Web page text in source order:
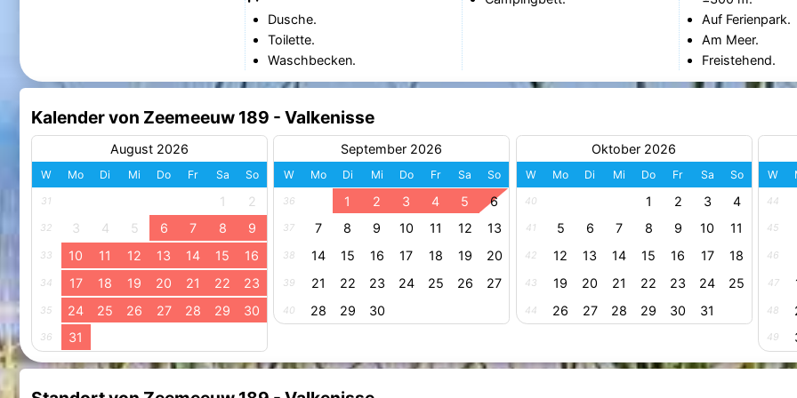
Dusche.
Toilette.
Waschbecken.
Auf Ferienpark.
Am Meer.
Freistehend.
Kalender von Zeemeeuw 189 - Valkenisse
August 2026
W Mo Di Mi Do Fr Sa So
31 1 2
32 3 4 5 6 7 8 9
33 10 11 12 13 14 15 16
34 17 18 19 20 21 22 23
35 24 25 26 27 28 29 30
36 31
September 2026
W Mo Di Mi Do Fr Sa So
36 1 2 3 4 5 6
37 7 8 9 10 11 12 13
38 14 15 16 17 18 19 20
39 21 22 23 24 25 26 27
40 28 29 30
Oktober 2026
W Mo Di Mi Do Fr Sa So
40 1 2 3 4
41 5 6 7 8 9 10 11
42 12 13 14 15 16 17 18
43 19 20 21 22 23 24 25
44 26 27 28 29 30 31
W
44
45
46
47
48
49